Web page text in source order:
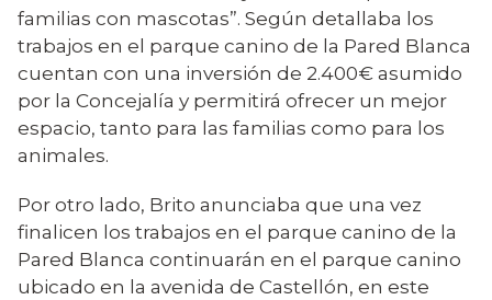
familias con mascotas”. Según detallaba los
trabajos en el parque canino de la Pared Blanca
cuentan con una inversión de 2.400€ asumido
por la Concejalía y permitirá ofrecer un mejor
espacio, tanto para las familias como para los
animales.
Por otro lado, Brito anunciaba que una vez
finalicen los trabajos en el parque canino de la
Pared Blanca continuarán en el parque canino
ubicado en la avenida de Castellón, en este